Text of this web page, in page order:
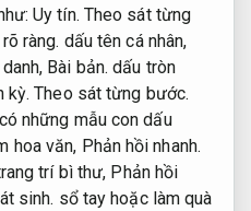
Uy tín. Theo sát từng
ràng. dấu tên cá nhân,
Bài bản. dấu tròn
kỳ. Theo sát từng bước.
những mẫu con dấu
hoa văn, Phản hồi nhanh.
trí bì thư, Phản hồi
sinh. sổ tay hoặc làm quà